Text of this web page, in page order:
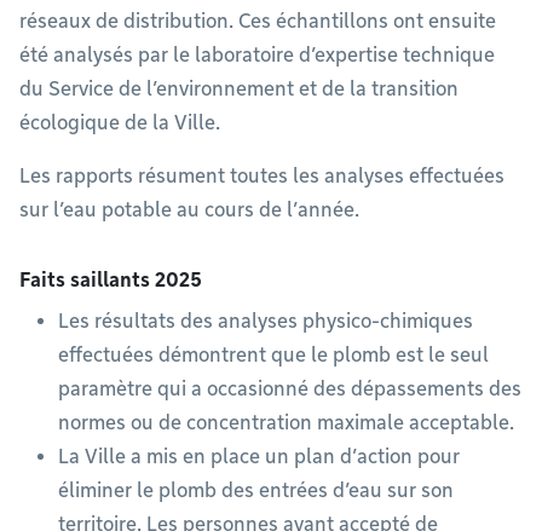
réseaux de distribution. Ces échantillons ont ensuite
été analysés par le laboratoire d’expertise technique
du Service de l’environnement et de la transition
écologique de la Ville.
Les rapports résument toutes les analyses effectuées
sur l’eau potable au cours de l’année.
Faits saillants 2025
Les résultats des analyses physico-chimiques
effectuées démontrent que le plomb est le seul
paramètre qui a occasionné des dépassements des
normes ou de concentration maximale acceptable.
La Ville a mis en place un plan d’action pour
éliminer le plomb des entrées d’eau sur son
territoire. Les personnes ayant accepté de